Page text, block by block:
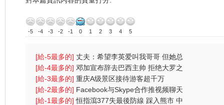
-5 -4 -3 -2 -1 0 1 2 3 4 5
[給-5最多的] 丈夫：希望李英爱叫我哥哥 但她总
叫我总裁先
[給-4最多的] 邓加宣布辞去巴西主帅 拒绝大罗之
人含恨离
[給-3最多的] 重庆A级景区接待游客超千万
[給-2最多的] Facebook与Skype合作推视频聊天
功能
[給-1最多的]恒指瀉377失最後防線 踩入熊市 中